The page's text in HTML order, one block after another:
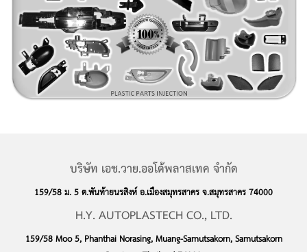
บริษัท เอช.วาย.ออโต้พลาสเทค จำกัด
159/58 ม. 5 ต.พันท้ายนรสิงห์ อ.เมืองสมุทรสาคร จ.สมุทรสาคร 74000
H.Y. AUTOPLASTECH CO., LTD.
159/58 Moo 5, Phanthai Norasing, Muang-Samutsakorn, Samutsakorn